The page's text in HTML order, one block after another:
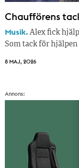
Chaufförens
Musik.Alex fick
Som tack för
8 MAJ, 2026
Annons: